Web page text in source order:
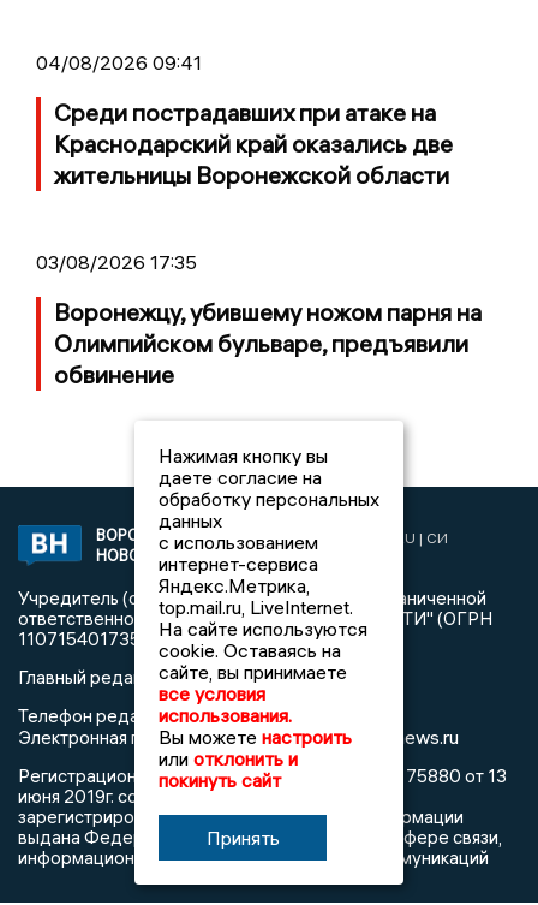
04/08/2026 09:41
Среди пострадавших при атаке на
Краснодарский край оказались две
жительницы Воронежской области
03/08/2026 17:35
Воронежцу, убившему ножом парня на
Олимпийском бульваре, предъявили
обвинение
ВОРОНЕЖСКИЕ
НОВОСТИ
2019 © VORONEZHNEWS.RU | СИ
Учредитель (соучредители): Общество с ограниченной
ответственностью "РЕГИОНАЛЬНЫЕ НОВОСТИ" (ОГРН
1107154017354)
Главный редактор: Пирогов А.А.
Телефон редакции: +7 (473) 262 77 92
Электронная почта редакции:info@voronezhnews.ru
Регистрационный номер: серия Эл № ФС 77 - 75880 от 13
июня 2019г. согласно выписке из реестра
зарегистрированных средств массовой информации
выдана Федеральной службой по надзору в сфере связи,
информационных технологий и массовых коммуникаций
Нажимая кнопку вы
даете согласие на
обработку персональных
данных
с использованием
интернет-сервиса
Яндекс.Метрика,
top.mail.ru, LiveInternet.
На сайте используются
cookie. Оставаясь на
сайте, вы принимаете
все условия
использования.
Вы можете настроить
или отклонить и
покинуть сайт
Принять